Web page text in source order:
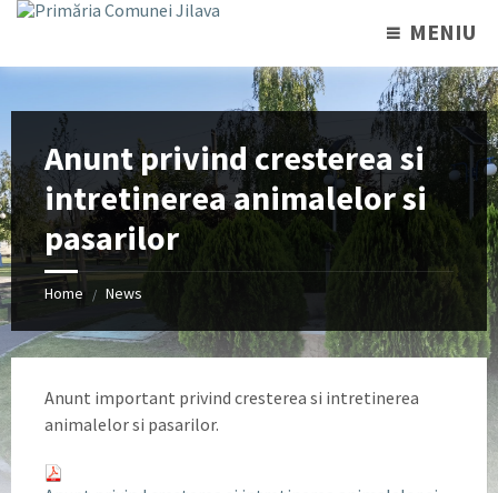
MENIU
Anunt privind cresterea si
intretinerea animalelor si
pasarilor
Home / News
Anunt important privind cresterea si intretinerea
animalelor si pasarilor.